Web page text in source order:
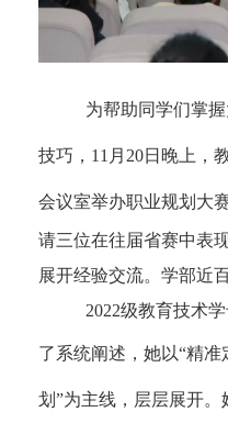
为帮助同学们掌
技巧， 11月20日晚上 ，
会议室举办职业规划大
请三位在往届省赛中表
展开经验交流。 学部近
2022级教育技术
了系统阐述 ， 她以“精准
划”为主线， 层层展开。